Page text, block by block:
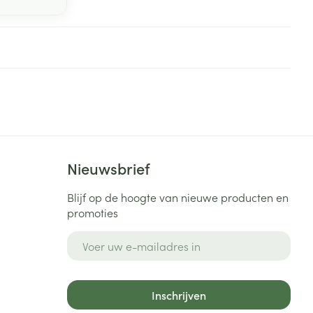
Nieuwsbrief
Blijf op de hoogte van nieuwe producten en
promoties
Inschrijven